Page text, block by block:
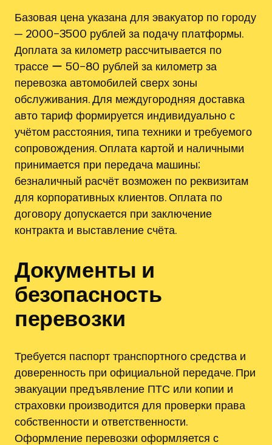
Базовая цена указана для эвакуатор по городу
─ 2000–3500 рублей за подачу платформы.
Доплата за километр рассчитывается по
трассе ー 50–80 рублей за километр за
перевозка автомобилей сверх зоны
обслуживания. Для междугородняя доставка
авто тариф формируется индивидуально с
учётом расстояния, типа техники и требуемого
сопровождения. Оплата картой и наличными
принимается при передача машины;
безналичный расчёт возможен по реквизитам
для корпоративных клиентов. Оплата по
договору допускается при заключение
контракта и выставление счёта.
Документы и
безопасность
перевозки
Требуется паспорт транспортного средства и
доверенность при официальной передаче. При
эвакуации предъявление ПТС или копии и
страховки производится для проверки права
собственности и ответственности.
Оформление перевозки оформляется с